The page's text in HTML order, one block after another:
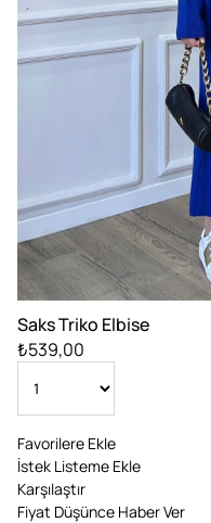
Saks Triko Elbise
₺539,00
Favorilere Ekle
İstek Listeme Ekle
Karşılaştır
Fiyat Düşünce Haber Ver